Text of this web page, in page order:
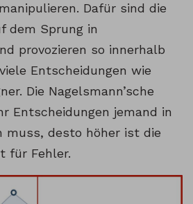
Dafür sind die
dem Sprung in
provozieren so innerhalb
Entscheidungen wie
Die Nagelsmann’sche
Entscheidungen jemand in
muss, desto höher ist die
für Fehler.